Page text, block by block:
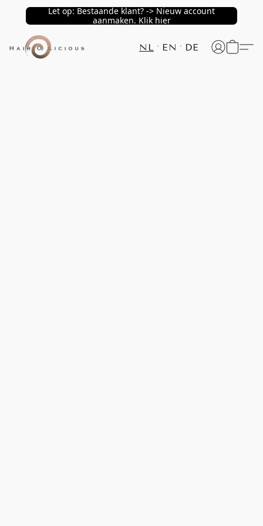
Let op: Bestaande klant? -> Nieuw account
aanmaken. Klik hier
NL EN DE